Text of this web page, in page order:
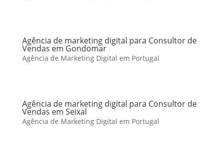
Agência de marketing digital para Consultor de
Vendas em Gondomar
Agência de Marketing Digital em Portugal
Agência de marketing digital para Consultor de
Vendas em Seixal
Agência de Marketing Digital em Portugal